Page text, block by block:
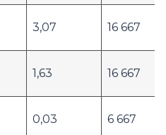
3,07 16 667
1,63 16 667
0,03 6 667